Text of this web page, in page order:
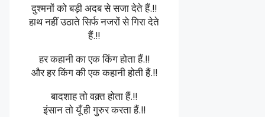
दुश्मनों को बड़ी अदब से सजा देते हैं.!!
हाथ नहीं उठाते सिर्फ नजरों से गिरा देते
हैं.!!
हर कहानी का एक किंग होता हैं.!!
और हर किंग की एक कहानी होती हैं.!!
बादशाह तो वक़्त होता हैं.!!
इंसान तो यूँ ही गुरुर करता हैं.!!